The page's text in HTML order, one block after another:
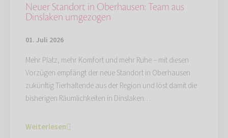
Neuer Standort in Oberhausen: Team aus
Dinslaken umgezogen
01. Juli 2026
Mehr Platz, mehr Komfort und mehr Ruhe – mit diesen
Vorzügen empfängt der neue Standort in Oberhausen
zukünftig Tierhaltende aus der Region und löst damit die
bisherigen Räumlichkeiten in Dinslaken…
Weiterlesen